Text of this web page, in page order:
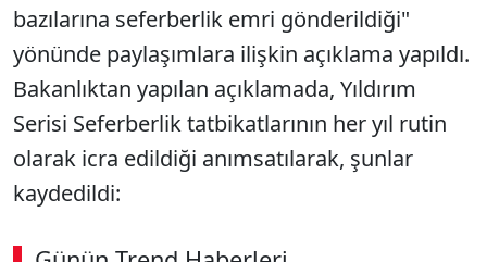
bazılarına seferberlik emri gönderildiği"
yönünde paylaşımlara ilişkin açıklama yapıldı.
Bakanlıktan yapılan açıklamada, Yıldırım
Serisi Seferberlik tatbikatlarının her yıl rutin
olarak icra edildiği anımsatılarak, şunlar
kaydedildi: